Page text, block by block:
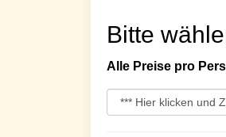
Bitte
Alle Preise pro